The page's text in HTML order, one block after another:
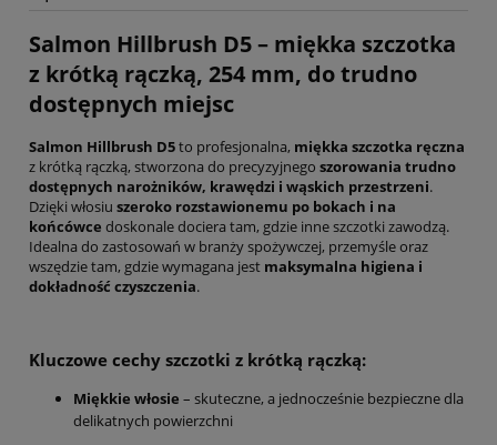
Salmon Hillbrush D5 – miękka szczotka
z krótką rączką, 254 mm, do trudno
dostępnych miejsc
Salmon Hillbrush D5to profesjonalna, miękka szczotka ręczna
z krótką rączką, stworzona do precyzyjnego szorowania trudno
dostępnych narożników, krawędzi i wąskich przestrzeni.
Dzięki włosiu szeroko rozstawionemu po bokach i na
końcówce doskonale dociera tam, gdzie inne szczotki zawodzą.
Idealna do zastosowań w branży spożywczej, przemyśle oraz
wszędzie tam, gdzie wymagana jest maksymalna higiena i
dokładność czyszczenia.
Kluczowe cechy szczotki z krótką rączką:
Miękkie włosie – skuteczne, a jednocześnie bezpieczne dla
delikatnych powierzchni